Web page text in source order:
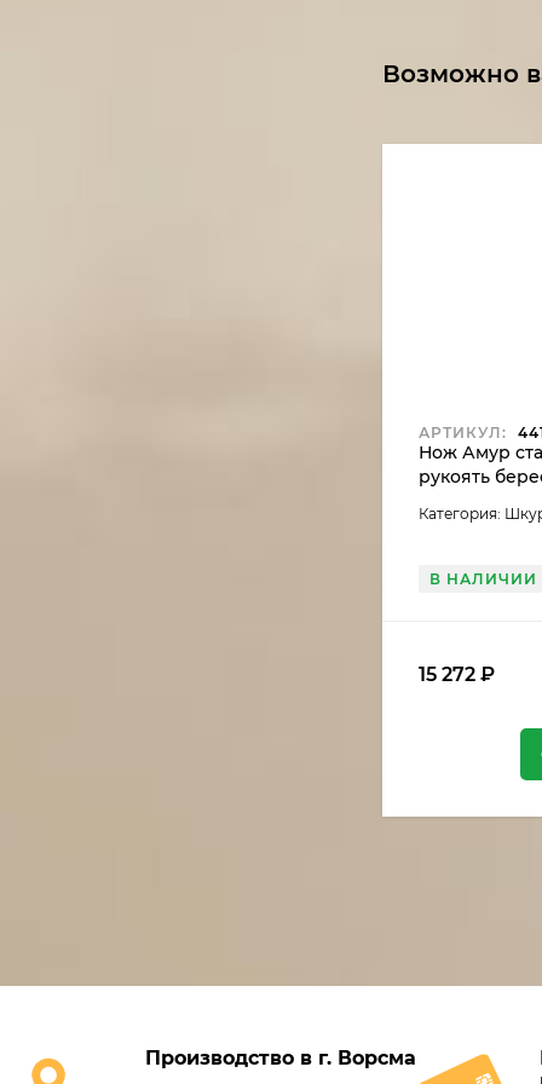
Возможно
АРТИКУЛ:
Нож Амур
рукоять
Категория:
В НАЛИЧИИ
15 272 ₽
Производство в г. Ворсма